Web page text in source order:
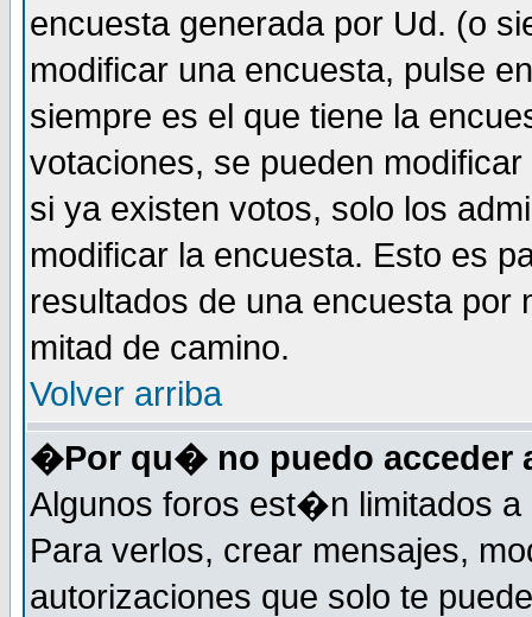
encuesta generada por Ud. (o
modificar una encuesta, pulse
siempre es el que tiene la
votaciones, se pueden
si ya existen votos, solo los
modificar la encuesta. Esto es
resultados de una encuesta
mitad de camino.
Volver arriba
�Por qu� no puedo acceder
Algunos foros est�n limitados
Para verlos, crear mensajes,
autorizaciones que solo te